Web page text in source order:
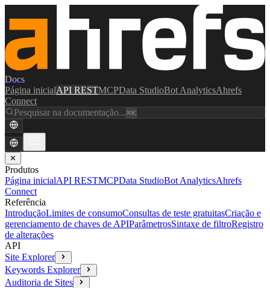
Docs
Página inicialAPI RESTMCPData StudioBot AnalyticsAhrefs
Connect
Pesquisar na documentação...⌘K
✕
Produtos
Página inicialAPI RESTMCPData StudioBot AnalyticsAhrefs
Connect
Referência
IntroduçãoLimites de consumoConsultas de teste gratuitasCriação e
gerenciamento de chaves de APIParâmetrosSintaxe de filtroRegistro
de alterações
API
Site Explorer
Keywords Explorer
Auditoria de Sites